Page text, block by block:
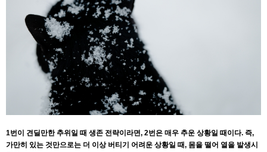
1번이 견딜만한 추위일 때 생존 전략이라면, 2번은 매우 추운 상황일 때이다. 즉,
가만히 있는 것만으로는 더 이상 버티기 어려운 상황일 때, 몸을 떨어 열을 발생시